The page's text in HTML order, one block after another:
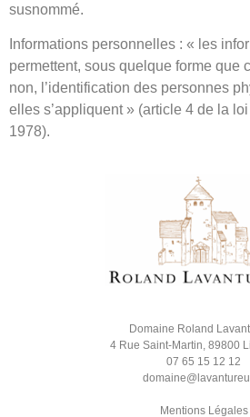
susnommé.
Informations personnelles : « les
permettent, sous quelque forme que
non, l’identification des personnes
elles s’appliquent » (article 4 de la
1978).
Domaine Roland
4 Rue Saint-Martin, 89800
07 65 15 12 12
Mentions Légales